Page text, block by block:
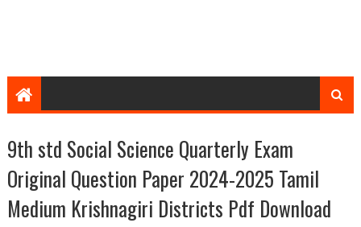
9th std Social Science Quarterly Exam
Original Question Paper 2024-2025 Tamil
Medium Krishnagiri Districts Pdf Download